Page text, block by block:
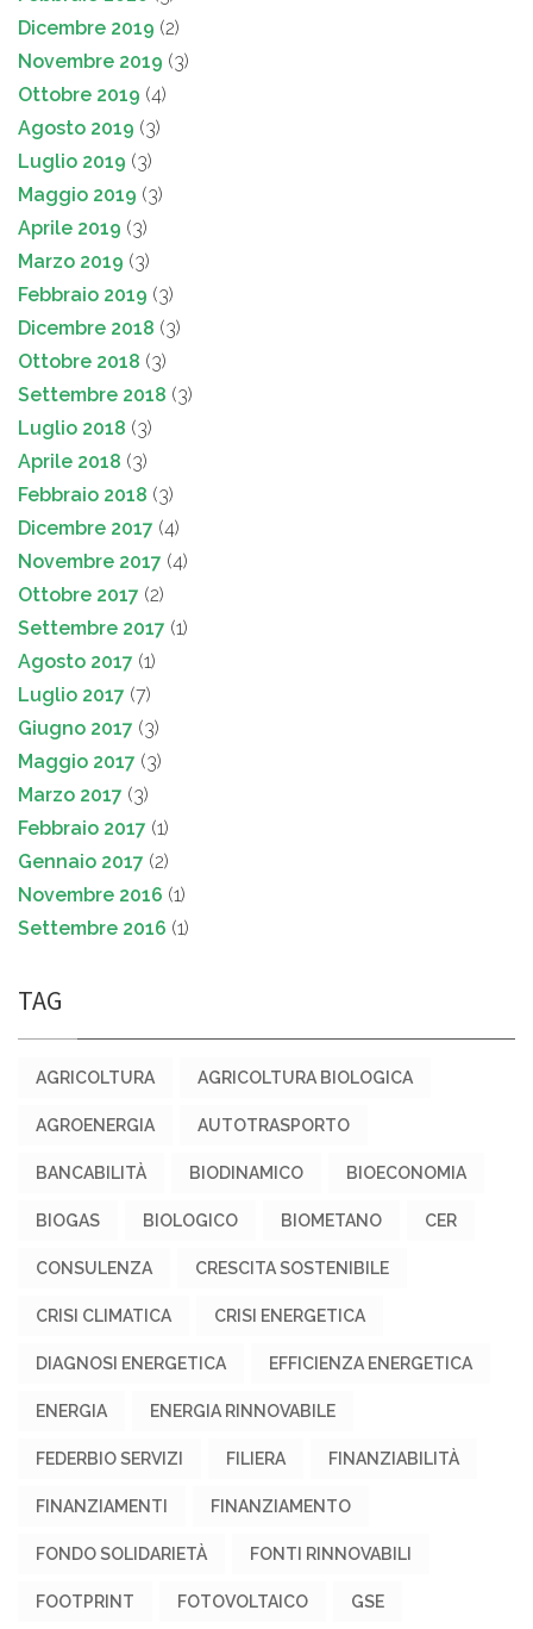
Dicembre 2019 (2)
Novembre 2019 (3)
Ottobre 2019 (4)
Agosto 2019 (3)
Luglio 2019 (3)
Maggio 2019 (3)
Aprile 2019 (3)
Marzo 2019 (3)
Febbraio 2019 (3)
Dicembre 2018 (3)
Ottobre 2018 (3)
Settembre 2018 (3)
Luglio 2018 (3)
Aprile 2018 (3)
Febbraio 2018 (3)
Dicembre 2017 (4)
Novembre 2017 (4)
Ottobre 2017 (2)
Settembre 2017 (1)
Agosto 2017 (1)
Luglio 2017 (7)
Giugno 2017 (3)
Maggio 2017 (3)
Marzo 2017 (3)
Febbraio 2017 (1)
Gennaio 2017 (2)
Novembre 2016 (1)
Settembre 2016 (1)
TAG
AGRICOLTURA AGRICOLTURA BIOLOGICA
AGROENERGIA AUTOTRASPORTO
BANCABILITÀ BIODINAMICO BIOECONOMIA
BIOGAS BIOLOGICO BIOMETANO CER
CONSULENZA CRESCITA SOSTENIBILE
CRISI CLIMATICA CRISI ENERGETICA
DIAGNOSI ENERGETICA EFFICIENZA ENERGETICA
ENERGIA ENERGIA RINNOVABILE
FEDERBIO SERVIZI FILIERA FINANZIABILITÀ
FINANZIAMENTI FINANZIAMENTO
FONDO SOLIDARIETÀ FONTI RINNOVABILI
FOOTPRINT FOTOVOLTAICO GSE